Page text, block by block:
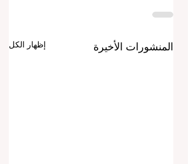
المنشورات الأخيرة إظهار الكل